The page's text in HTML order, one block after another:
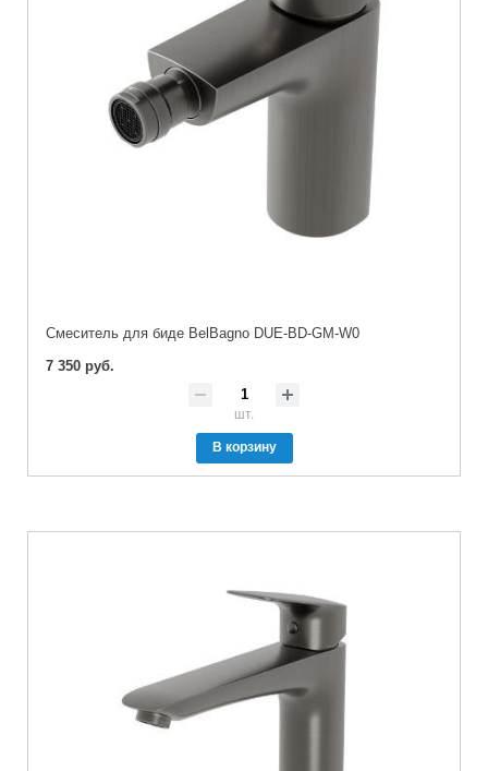
Смеситель для биде BelBagno DUE-BD-GM-W0
7 350 руб.
шт.
В корзину